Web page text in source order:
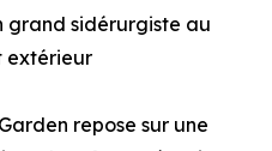
grand sidérurgiste au
extérieur
repose sur une